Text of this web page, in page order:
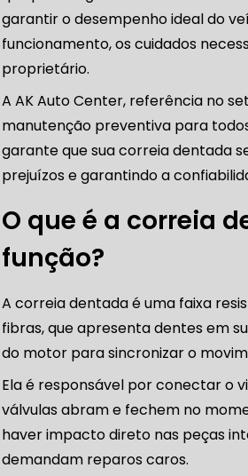
CORREIA DENTADA DA LAND
BMW CORREIA
CARRO
E ELÉTRICA
E ELÉTRICA OFICINA
E ELÉTRICA CONSERTO
garantir o desempenho ideal do
funcionamento, os cuidados
proprietário.
A AK Auto Center, referência no
manutenção preventiva para
garante que sua correia dentada
prejuízos e garantindo a
O que é a correia
função?
A correia dentada é uma faixa
fibras, que apresenta dentes em
do motor para sincronizar o
Ela é responsável por conectar o
válvulas abram e fechem no
haver impacto direto nas peças
demandam reparos caros.